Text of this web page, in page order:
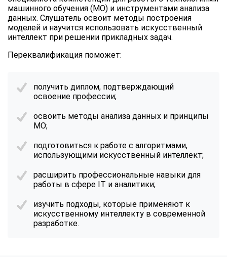
машинного обучения (МО) и инструментами анализа
данных. Слушатель освоит методы построения
моделей и научится использовать искусственный
интеллект при решении прикладных задач.
Переквалификация поможет:
получить диплом, подтверждающий
освоение профессии;
освоить методы анализа данных и принципы
МО;
подготовиться к работе с алгоритмами,
использующими искусственный интеллект;
расширить профессиональные навыки для
работы в сфере IT и аналитики;
изучить подходы, которые применяют к
искусственному интеллекту в современной
разработке.